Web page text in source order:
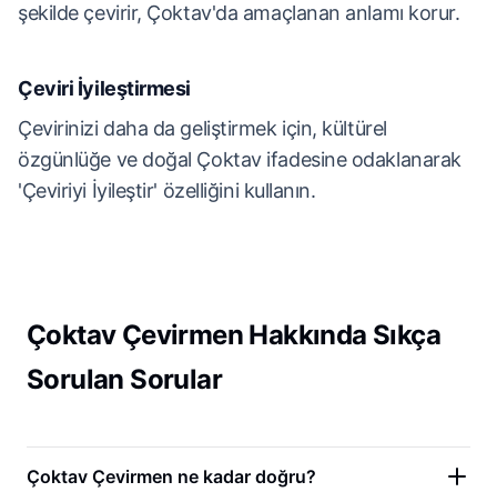
şekilde çevirir, Çoktav'da amaçlanan anlamı korur.
Çeviri İyileştirmesi
Çevirinizi daha da geliştirmek için, kültürel
özgünlüğe ve doğal Çoktav ifadesine odaklanarak
'Çeviriyi İyileştir' özelliğini kullanın.
Çoktav Çevirmen Hakkında Sıkça
Sorulan Sorular
Çoktav Çevirmen ne kadar doğru?